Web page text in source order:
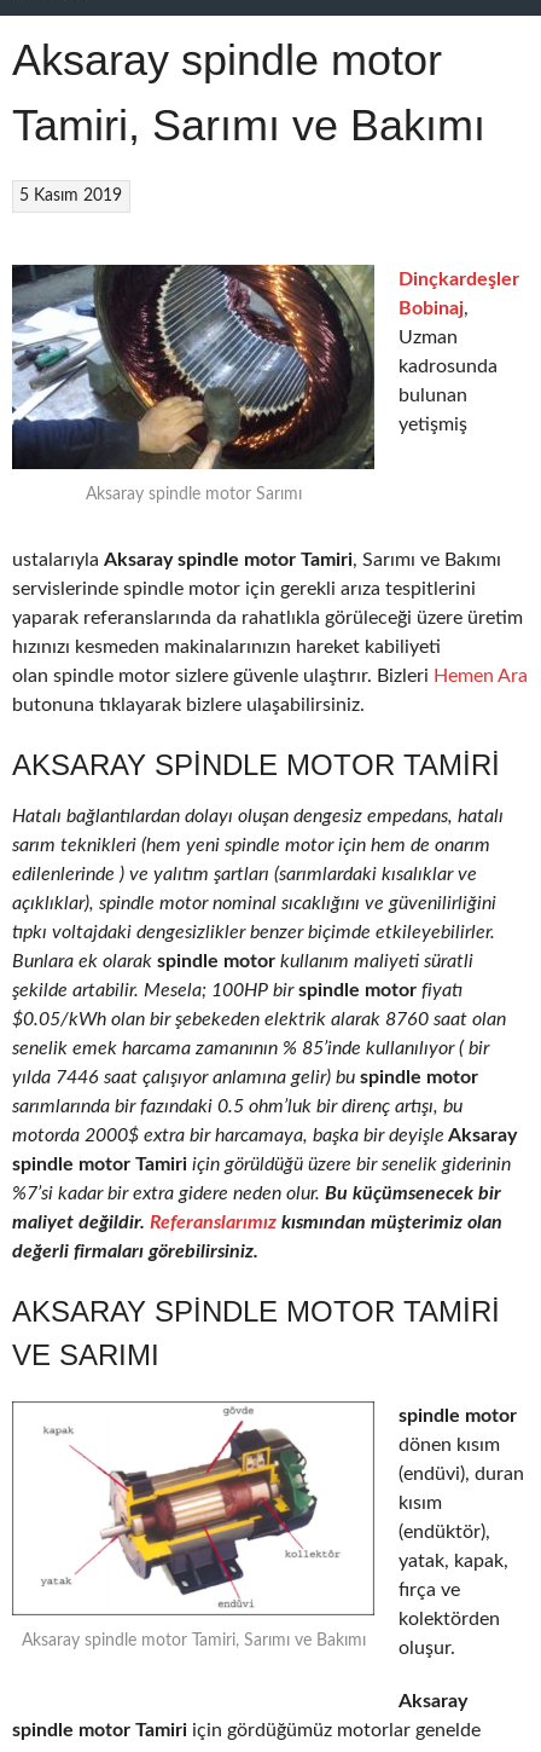
Aksaray spindle motor
Tamiri, Sarımı ve Bakımı
5 Kasım 2019
Aksaray spindle motor Sarımı
Dinçkardeşler
Bobinaj,
Uzman
kadrosunda
bulunan
yetişmiş
ustalarıyla Aksaray spindle motor Tamiri, Sarımı ve Bakımı
servislerinde spindle motor için gerekli arıza tespitlerini
yaparak referanslarında da rahatlıkla görüleceği üzere üretim
hızınızı kesmeden makinalarınızın hareket kabiliyeti
olan spindle motor sizlere güvenle ulaştırır. Bizleri Hemen Ara
butonuna tıklayarak bizlere ulaşabilirsiniz.
AKSARAY SPINDLE MOTOR TAMIRI
Hatalı bağlantılardan dolayı oluşan dengesiz empedans, hatalı
sarım teknikleri (hem yeni spindle motor için hem de onarım
edilenlerinde ) ve yalıtım şartları (sarımlardaki kısalıklar ve
açıklıklar), spindle motor nominal sıcaklığını ve güvenilirliğini
tıpkı voltajdaki dengesizlikler benzer biçimde etkileyebilirler.
Bunlara ek olarak spindle motor kullanım maliyeti süratli
şekilde artabilir. Mesela; 100HP birspindle motor fiyatı
$0.05/kWh olan bir şebekeden elektrik alarak 8760 saat olan
senelik emek harcama zamanının % 85’inde kullanılıyor ( bir
yılda 7446 saat çalışıyor anlamına gelir) bu spindle motor
sarımlarında bir fazındaki 0.5 ohm’luk bir direnç artışı, bu
motorda 2000$ extra bir harcamaya, başka bir deyişle Aksaray
spindle motor Tamiri için görüldüğü üzere bir senelik giderinin
%7’si kadar bir extra gidere neden olur. Bu küçümsenecek bir
maliyet değildir. Referanslarımız kısmından müşterimiz olan
değerli firmaları görebilirsiniz.
AKSARAY SPINDLE MOTOR TAMIRI
VE SARIMI
Aksaray spindle motor Tamiri, Sarımı ve Bakımı
spindle motor
dönen kısım
(endüvi), duran
kısım
(endüktör),
yatak, kapak,
fırça ve
kolektörden
oluşur.
Aksaray
spindle motor Tamiri için gördüğümüz motorlar genelde